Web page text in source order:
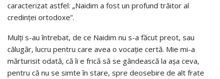
caracterizat astfel: „Naidim a fost un profund trăitor al
credinței ortodoxe”.
Mulți s-au întrebat, de ce Naidim nu s-a făcut preot, sau
călugăr, lucru pentru care avea o vocație certă. Mie mi-a
mărturisit odată, că îi e frică să se gândească la așa ceva,
pentru că nu se simte în stare, spre deosebire de alt frate